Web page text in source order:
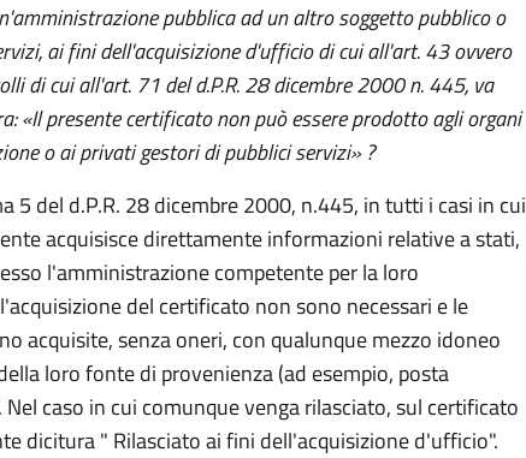
pubblica ad un altro soggetto pubblico o
ai fini dell'acquisizione d'ufficio di cui all'art. 43 ovvero
di cui all'art. 71 del d.P.R. 28 dicembre 2000 n. 445, va
«Il presente certificato non può essere prodotto agli organi
o ai privati gestori di pubblici servizi» ?
5 del d.P.R. 28 dicembre 2000, n.445, in tutti i casi in cui
acquisisce direttamente informazioni relative a stati,
l'amministrazione competente per la loro
del certificato non sono necessari e le
acquisite, senza oneri, con qualunque mezzo idoneo
loro fonte di provenienza (ad esempio, posta
Nel caso in cui comunque venga rilasciato, sul certificato
dicitura " Rilasciato ai fini dell'acquisizione d'ufficio".